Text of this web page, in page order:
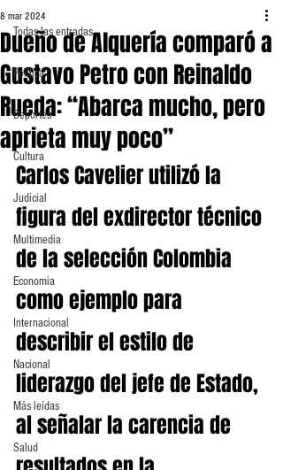
Todas las entradas
Política
Deportes
Cultura
Judicial
Multimedia
Economia
Internacional
Nacional
Más leídas
Salud
Dueño de Alquería comparó a
Gustavo Petro con Reinaldo
Rueda: “Abarca mucho, pero
aprieta muy poco”
8 mar 2024
Carlos Cavelier utilizó la
figura del exdirector técnico
de la selección Colombia
como ejemplo para
describir el estilo de
liderazgo del jefe de Estado,
al señalar la carencia de